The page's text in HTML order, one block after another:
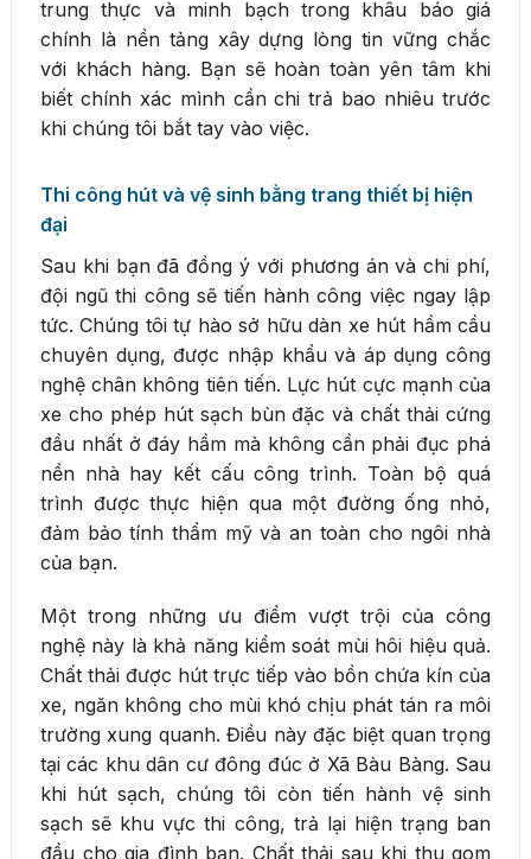
trung thực và minh bạch trong khâu báo giá
chính là nền tảng xây dựng lòng tin vững chắc
với khách hàng. Bạn sẽ hoàn toàn yên tâm khi
biết chính xác mình cần chi trả bao nhiêu trước
khi chúng tôi bắt tay vào việc.
Thi công hút và vệ sinh bằng trang thiết bị hiện
đại
Sau khi bạn đã đồng ý với phương án và chi phí,
đội ngũ thi công sẽ tiến hành công việc ngay lập
tức. Chúng tôi tự hào sở hữu dàn xe hút hầm cầu
chuyên dụng, được nhập khẩu và áp dụng công
nghệ chân không tiên tiến. Lực hút cực mạnh của
xe cho phép hút sạch bùn đặc và chất thải cứng
đầu nhất ở đáy hầm mà không cần phải đục phá
nền nhà hay kết cấu công trình. Toàn bộ quá
trình được thực hiện qua một đường ống nhỏ,
đảm bảo tính thẩm mỹ và an toàn cho ngôi nhà
của bạn.
Một trong những ưu điểm vượt trội của công
nghệ này là khả năng kiểm soát mùi hôi hiệu quả.
Chất thải được hút trực tiếp vào bồn chứa kín của
xe, ngăn không cho mùi khó chịu phát tán ra môi
trường xung quanh. Điều này đặc biệt quan trọng
tại các khu dân cư đông đúc ở Xã Bàu Bàng. Sau
khi hút sạch, chúng tôi còn tiến hành vệ sinh
sạch sẽ khu vực thi công, trả lại hiện trạng ban
đầu cho gia đình bạn. Chất thải sau khi thu gom